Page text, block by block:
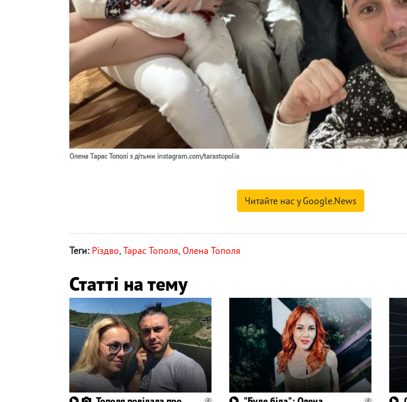
Олена Тарас Тополі з дітьми instagram.com/tarastopolia
Читайте нас у Google.News
Теги: Різдво, Тарас Тополя, Олена Тополя
Статті на тему